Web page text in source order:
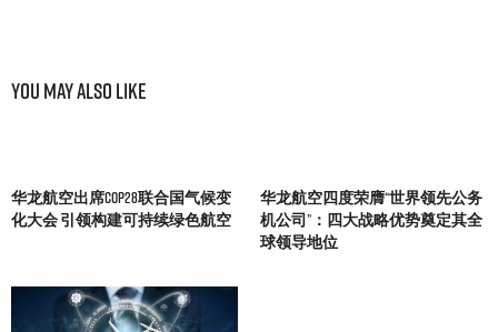
You May Also Like
华龙航空出席COP28联合国气候变
化大会 引领构建可持续绿色航空
华龙航空四度荣膺“世界领先公务
机公司”：四大战略优势奠定其全
球领导地位